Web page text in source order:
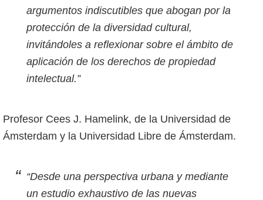
argumentos indiscutibles que abogan por la
protección de la diversidad cultural,
invitándoles a reflexionar sobre el ámbito de
aplicación de los derechos de propiedad
intelectual.”
Profesor Cees J. Hamelink, de la Universidad de
Ámsterdam y la Universidad Libre de Ámsterdam.
“Desde una perspectiva urbana y mediante
un estudio exhaustivo de las nuevas